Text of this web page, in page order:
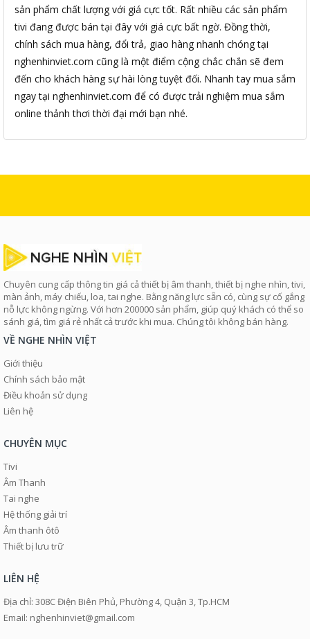
sản phẩm chất lượng với giá cực tốt. Rất nhiều các sản phẩm
tivi đang được bán tại đây với giá cực bất ngờ. Đồng thời,
chính sách mua hàng, đổi trả, giao hàng nhanh chóng tại
nghenhinviet.com cũng là một điểm cộng chắc chắn sẽ đem
đến cho khách hàng sự hài lòng tuyệt đối. Nhanh tay mua sắm
ngay tại nghenhinviet.com để có được trải nghiệm mua sắm
online thảnh thơi thời đại mới bạn nhé.
Chuyên cung cấp thông tin giá cả thiết bị âm thanh, thiết bị nghe nhìn, tivi,
màn ảnh, máy chiếu, loa, tai nghe. Bằng năng lực sẵn có, cùng sự cố gắng
nỗ lực không ngừng. Với hơn 200000 sản phẩm, giúp quý khách có thể so
sánh giá, tìm giá rẻ nhất cả trước khi mua. Chúng tôi không bán hàng.
VỀ NGHE NHÌN VIỆT
Giới thiệu
Chính sách bảo mật
Điều khoản sử dụng
Liên hệ
CHUYÊN MỤC
Tivi
Âm Thanh
Tai nghe
Hệ thống giải trí
Âm thanh ôtô
Thiết bị lưu trữ
LIÊN HỆ
Địa chỉ: 308C Điện Biên Phủ, Phường 4, Quận 3, Tp.HCM
Email: nghenhinviet@gmail.com